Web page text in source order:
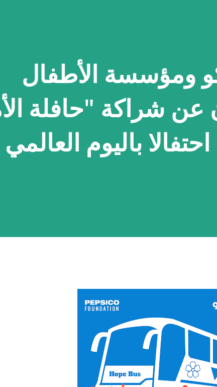
ومؤسسة الأطفال
عن شراكة "حافلة
باليوم العالمي